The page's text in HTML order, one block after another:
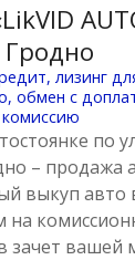
лизинг
обмен с
по
– продажа
выкуп
на
зачет вашей